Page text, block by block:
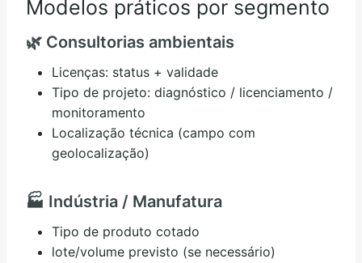
Modelos práticos por segmento
🌿 Consultorias ambientais
Licenças: status + validade
Tipo de projeto: diagnóstico / licenciamento /
monitoramento
Localização técnica (campo com
geolocalização)
🏭 Indústria / Manufatura
Tipo de produto cotado
lote/volume previsto (se necessário)